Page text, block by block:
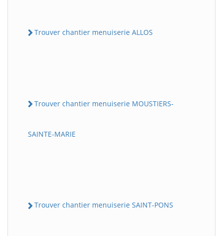
Trouver chantier menuiserie ALLOS
Trouver chantier menuiserie MOUSTIERS-
SAINTE-MARIE
Trouver chantier menuiserie SAINT-PONS